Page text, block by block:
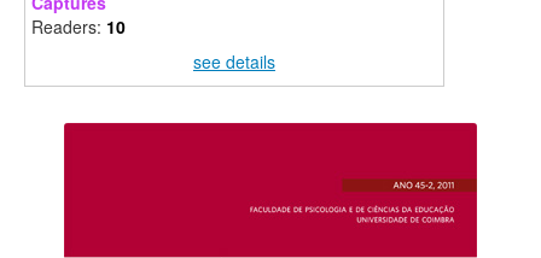
Readers: 10
see details